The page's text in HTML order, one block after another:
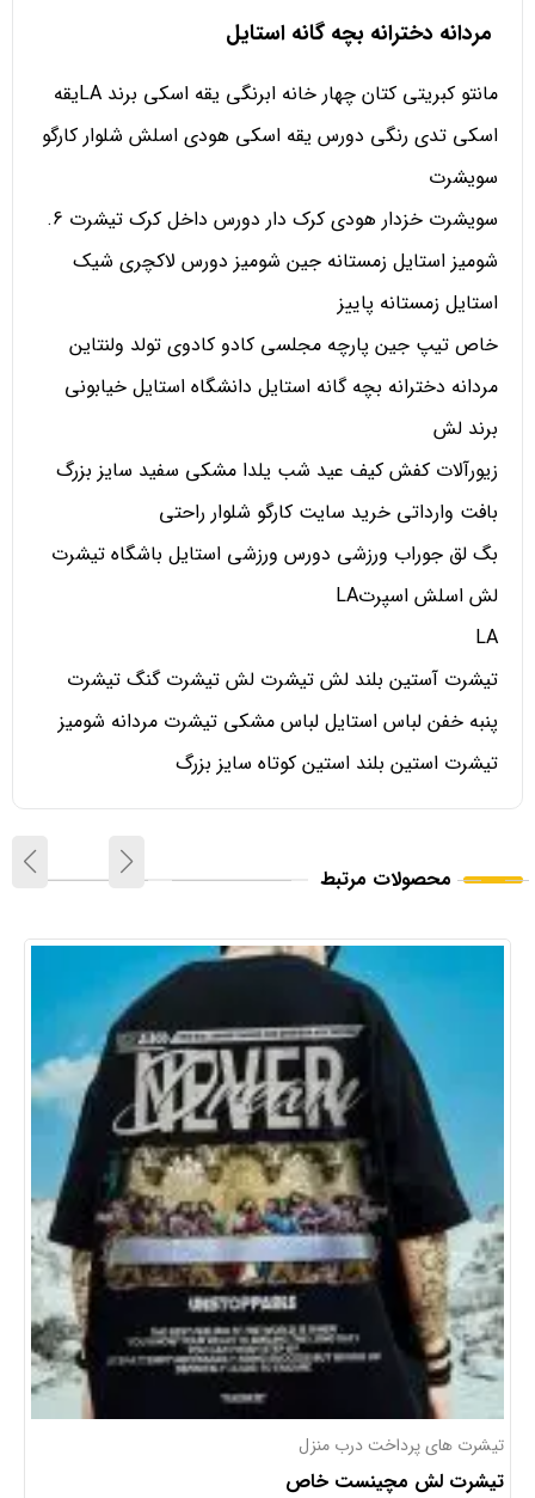
مردانه دخترانه بچه گانه استایل
مانتو کبریتی کتان چهار خانه ابرنگی یقه اسکی برند LAیقه
اسکی تدی رنگی دورس یقه اسکی هودی اسلش شلوار کارگو
سویشرت
سویشرت خزدار هودی کرک دار دورس داخل کرک تیشرت 6.
شومیز استایل زمستانه جین شومیز دورس لاکچری شیک
استایل زمستانه پاییز
خاص تیپ جین پارچه مجلسی کادو کادوی تولد ولنتاین
مردانه دخترانه بچه گانه استایل دانشگاه استایل خیابونی
برند لش
زیورآلات کفش کیف عید شب یلدا مشکی سفید سایز بزرگ
بافت وارداتی خرید سایت کارگو شلوار راحتی
بگ لق جوراب ورزشی دورس ورزشی استایل باشگاه تیشرت
لش اسلش اسپرتLA
LA
تیشرت آستین بلند لش تیشرت لش تیشرت گنگ تیشرت
پنبه خفن لباس استایل لباس مشکی تیشرت مردانه شومیز
تیشرت استین بلند استین کوتاه سایز بزرگ
محصولات مرتبط
تیشرت
تیشرت لش خاص